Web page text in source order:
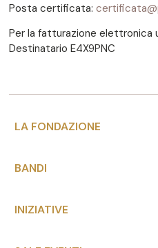
Posta certificata:
Per la fatturazione elettronica
Destinatario E4X9PNC
LA FONDAZIONE
BANDI
INIZIATIVE